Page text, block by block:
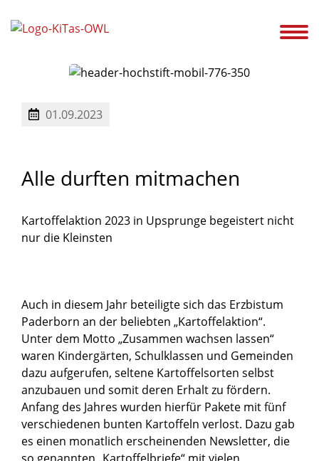
Aktuelles
01.09.2023
Alle durften mitmachen
Kartoffelaktion 2023 in Upsprunge begeistert nicht
nur die Kleinsten
Auch in diesem Jahr beteiligte sich das Erzbistum
Paderborn an der beliebten „Kartoffelaktion“.
Unter dem Motto „Zusammen wachsen lassen“
waren Kindergärten, Schulklassen und Gemeinden
dazu aufgerufen, seltene Kartoffelsorten selbst
anzubauen und somit deren Erhalt zu fördern.
Anfang des Jahres wurden hierfür Pakete mit fünf
verschiedenen bunten Kartoffeln verlost. Dazu gab
es einen monatlich erscheinenden Newsletter, die